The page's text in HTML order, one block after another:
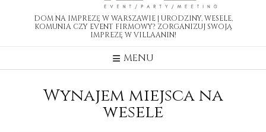
DOM NA IMPREZĘ W WARSZAWIE | URODZINY, WESELE,
KOMUNIA CZY EVENT FIRMOWY? ZORGANIZUJ SWOJĄ
IMPREZĘ W VILLAANIN!
MENU
Wynajem miejsca na
wesele